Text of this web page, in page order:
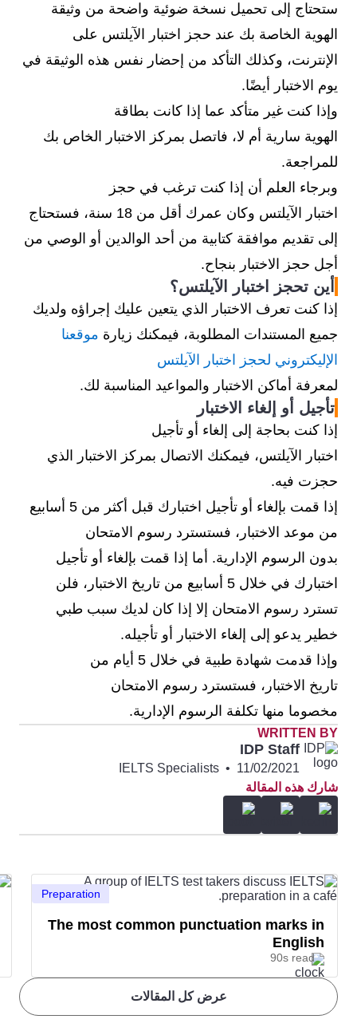
ستحتاج إلى تحميل نسخة ضوئية واضحة من وثيقة
الهوية الخاصة بك عند حجز اختبار الآيلتس على
الإنترنت، وكذلك التأكد من إحضار نفس هذه الوثيقة في
يوم الاختبار أيضًا.
وإذا كنت غير متأكد عما إذا كانت بطاقة
الهوية سارية أم لا، فاتصل بمركز الاختبار الخاص بك
للمراجعة.
وبرجاء العلم أن إذا كنت ترغب في حجز
اختبار الآيلتس وكان عمرك أقل من 18 سنة، فستحتاج
إلى تقديم موافقة كتابية من أحد الوالدين أو الوصي من
أجل حجز الاختبار بنجاح.
أين تحجز اختبار الآيلتس؟
إذا كنت تعرف الاختبار الذي يتعين عليك إجراؤه ولديك
جميع المستندات المطلوبة، فيمكنك زيارة موقعنا
الإليكتروني لحجز اختبار الآيلتس
لمعرفة أماكن الاختبار والمواعيد المناسبة لك.
تأجيل أو إلغاء الاختبار
إذا كنت بحاجة إلى إلغاء أو تأجيل
اختبار الآيلتس، فيمكنك الاتصال بمركز الاختبار الذي
حجزت فيه.
إذا قمت بإلغاء أو تأجيل اختبارك قبل أكثر من 5 أسابيع
من موعد الاختبار، فستسترد رسوم الامتحان
بدون الرسوم الإدارية. أما إذا قمت بإلغاء أو تأجيل
اختبارك في خلال 5 أسابيع من تاريخ الاختبار، فلن
تسترد رسوم الامتحان إلا إذا كان لديك سبب طبي
خطير يدعو إلى إلغاء الاختبار أو تأجيله.
وإذا قدمت شهادة طبية في خلال 5 أيام من
تاريخ الاختبار، فستسترد رسوم الامتحان
مخصوما منها تكلفة الرسوم الإدارية.
WRITTEN BY
IDP Staff
11/02/2021
•
IELTS Specialists
شارك هذه المقالة
عرض كل المقالات
Preparation
The most common punctuation marks in
English
90s read